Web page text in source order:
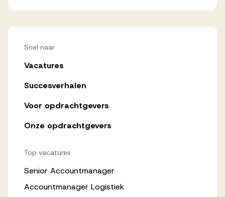
Snel naar
Vacatures
Succesverhalen
Voor opdrachtgevers
Onze opdrachtgevers
Top vacatures
Senior Accountmanager
Accountmanager Logistiek